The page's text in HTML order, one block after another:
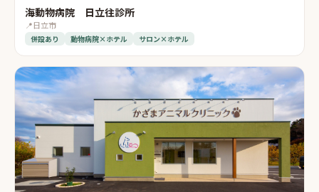
海動物病院 日立往診所
📍日立市
併設あり 動物病院×ホテル サロン×ホテル